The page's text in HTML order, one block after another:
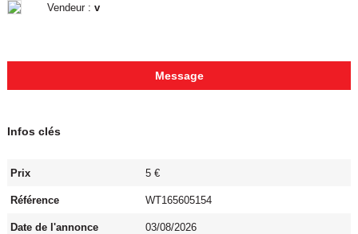
Vendeur : v
Message
Infos clés
Prix 5 €
Référence WT165605154
Date de l'annonce 03/08/2026